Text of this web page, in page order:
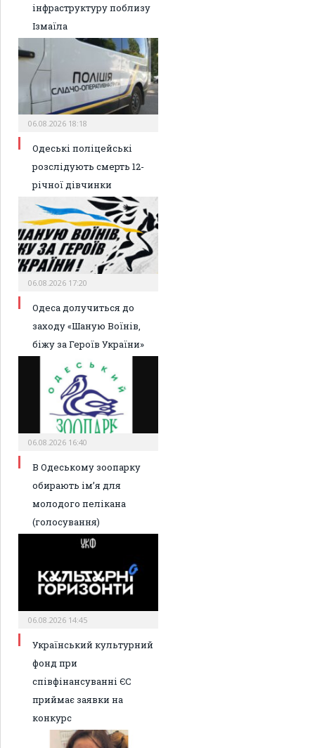
інфраструктуру поблизу
Ізмаїла
06.08.2026 18:18
Одеські поліцейські
розслідують смерть 12-
річної дівчинки
06.08.2026 17:20
Одеса долучиться до
заходу «Шаную Воїнів,
біжу за Героїв України»
06.08.2026 16:40
В Одеському зоопарку
обирають ім’я для
молодого пелікана
(голосування)
06.08.2026 14:45
Український культурний
фонд при
співфінансуванні ЄС
приймає заявки на
конкурс